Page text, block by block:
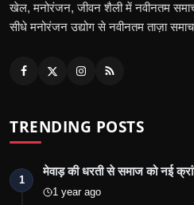
खेल, मनोरंजन, जीवन शैली में नवीनतम
सीधे मनोरंजन उद्योग से नवीनतम ताज़ा
TRENDING POSTS
1
मेवाड़ की धरती से समाज को नई
1 year ago